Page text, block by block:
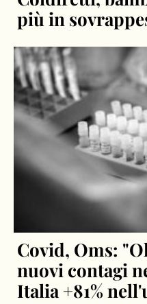
più in
Covid, Oms:
nuovi contagi
Italia +81%